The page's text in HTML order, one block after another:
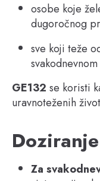
osobe koje
dugoročnog
sve koji teže
GE132 se koristi
uravnoteženih
Za